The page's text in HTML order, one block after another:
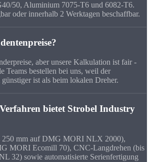
50, Aluminium 7075-T6 und 6082-T6.
oder innerhalb 2 Werktagen beschaffbar.
aber unsere Kalkulation ist fair -
Teams bestellen bei uns, weil der
ist als beim lokalen Dreher.
bietet Strobel Industry
mm auf DMG MORI NLX 2000),
MORI Ecomill 70), CNC-Langdrehen (bis
32) sowie automatisierte Serienfertigung